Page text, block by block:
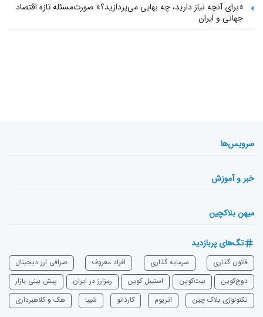
«برای آنچه نیاز دارید، چه بهایی می‌پردازید؟» صورت‌مسئله تازه اقتصاد
جهانی و ایران
سرویس‌ها
خبر و آموزش
میهن بلاکچین
تگ‌های پربازدید
قانون گذاری سرمایه‌ گذاری افراد معروف
صرافی ارز دیجیتال
دوج‌کوین
بیت‌کوین استیبل کوین رمزارز در ایران
پیش بینی بازار
تکنولوژی بلاک چین
اتریوم ‌کاردانو شیبا هک و کلاهبرداری